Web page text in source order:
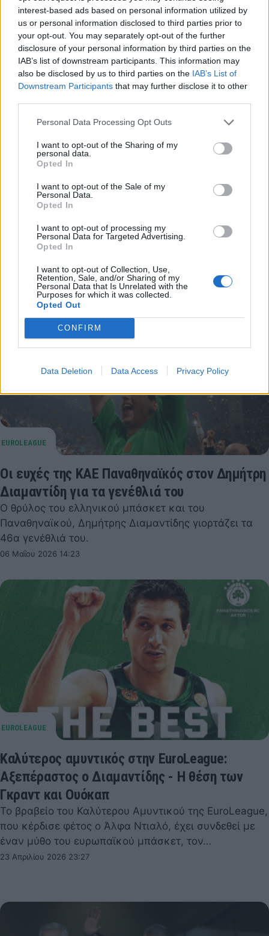
interest-based ads based on personal information utilized by
us or personal information disclosed to third parties prior to
your opt-out. You may separately opt-out of the further
disclosure of your personal information by third parties on the
IAB’s list of downstream participants. This information may
also be disclosed by us to third parties on the IAB’s List of
Downstream Participants that may further disclose it to other
Personal Data Processing Opt Outs
I want to opt-out of the Sharing of my
personal data.
Opted In
I want to opt-out of the Sale of my
Personal Data.
Opted In
I want to opt-out of processing my
Personal Data for Targeted Advertising.
Opted In
I want to opt-out of Collection, Use,
Retention, Sale, and/or Sharing of my
Personal Data that Is Unrelated with the
Purposes for which it was collected.
Opted Out
CONFIRM
Data Deletion Data Access Privacy Policy
Μάικ Μπατίστ: «Ο Διαμαντίδης είναι ο
κορυφαίος όλων των εποχών στη Euroleague»
Ο Μάικ Μπατίστ εξήγησε γιατί θεωρεί τον Δημήτρη
Euroleague, μιλώντας για την εργατικότητα και την
εξέλιξή…
06 Ιουνίου 2026 14:19
Οι ευχές της ΚΑΕ Παναθηναϊκός στον Δημήτρη
Διαμαντίδη για τα γενέθλιά του
Ο θρύλος του ελληνικού μπάσκετ και του
Παναθηναϊκού, Δημήτρης Διαμαντίδης γιορτάζει τα
46α γενέθλιά του.
06 Μαΐου 2026 14:23
Καλύτερος αμυντικός στην EuroLeague:
Αξεπέραστος ο Διαμαντίδης - Η θέση των
Γκραντ και Ουόκαπ
Το βραβείο του Καλύτερου Αμυντικού της EuroLeague,
που κέρδισε φέτος ο Άλφα Ντιαλό, έχει συνδεθεί με
έναν μύθο του ευρωπαϊκού μπάσκετ, τον…
23 Απριλίου 2026 23:27